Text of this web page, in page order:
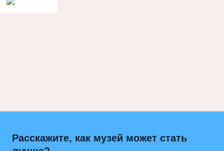
Расскажите, как музей может стать